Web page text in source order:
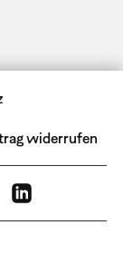
widerrufen